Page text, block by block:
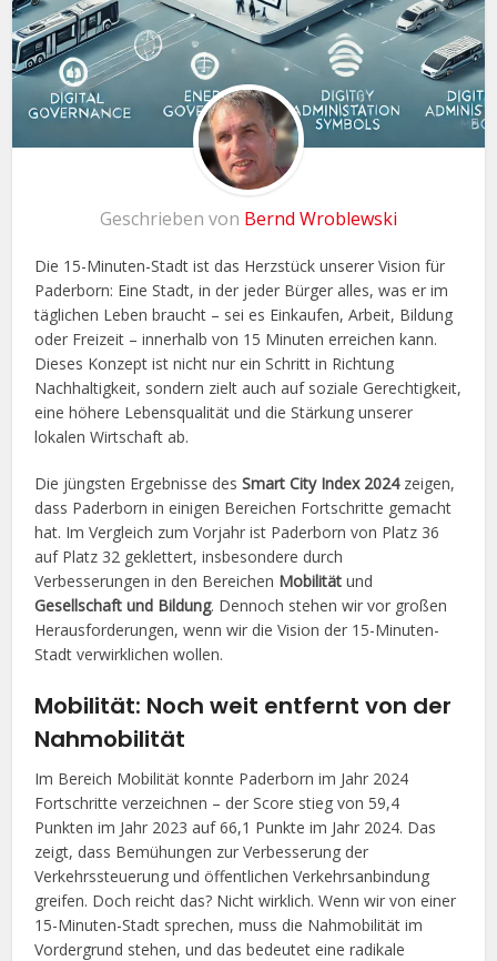
Geschrieben von Bernd Wroblewski
Die 15-Minuten-Stadt ist das Herzstück unserer Vision für
Paderborn: Eine Stadt, in der jeder Bürger alles, was er im
täglichen Leben braucht – sei es Einkaufen, Arbeit, Bildung
oder Freizeit – innerhalb von 15 Minuten erreichen kann.
Dieses Konzept ist nicht nur ein Schritt in Richtung
Nachhaltigkeit, sondern zielt auch auf soziale Gerechtigkeit,
eine höhere Lebensqualität und die Stärkung unserer
lokalen Wirtschaft ab.
Die jüngsten Ergebnisse desSmart City Index 2024zeigen,
dass Paderborn in einigen Bereichen Fortschritte gemacht
hat. Im Vergleich zum Vorjahr ist Paderborn von Platz 36
auf Platz 32 geklettert, insbesondere durch
Verbesserungen in den Bereichen Mobilität und
Gesellschaft und Bildung. Dennoch stehen wir vor großen
Herausforderungen, wenn wir die Vision der 15-Minuten-
Stadt verwirklichen wollen.
Mobilität: Noch weit entfernt von der
Nahmobilität
Im Bereich Mobilität konnte Paderborn im Jahr 2024
Fortschritte verzeichnen – der Score stieg von 59,4
Punkten im Jahr 2023 auf 66,1 Punkte im Jahr 2024. Das
zeigt, dass Bemühungen zur Verbesserung der
Verkehrssteuerung und öffentlichen Verkehrsanbindung
greifen. Doch reicht das? Nicht wirklich. Wenn wir von einer
15-Minuten-Stadt sprechen, muss die Nahmobilität im
Vordergrund stehen, und das bedeutet eine radikale